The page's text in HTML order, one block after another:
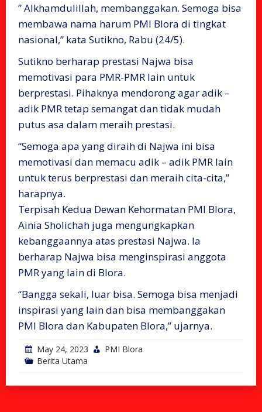
” Alkhamdulillah, membanggakan. Semoga bisa
membawa nama harum PMI Blora di tingkat
nasional,” kata Sutikno, Rabu (24/5).
Sutikno berharap prestasi Najwa bisa
memotivasi para PMR-PMR lain untuk
berprestasi. Pihaknya mendorong agar adik –
adik PMR tetap semangat dan tidak mudah
putus asa dalam meraih prestasi.
“Semoga apa yang diraih di Najwa ini bisa
memotivasi dan memacu adik – adik PMR lain
untuk terus berprestasi dan meraih cita-cita,”
harapnya.
Terpisah Kedua Dewan Kehormatan PMI Blora,
Ainia Sholichah juga mengungkapkan
kebanggaannya atas prestasi Najwa. Ia
berharap Najwa bisa menginspirasi anggota
PMR yang lain di Blora.
“Bangga sekali, luar bisa. Semoga bisa menjadi
inspirasi yang lain dan bisa membanggakan
PMI Blora dan Kabupaten Blora,” ujarnya.
May 24, 2023
PMI Blora
Berita Utama